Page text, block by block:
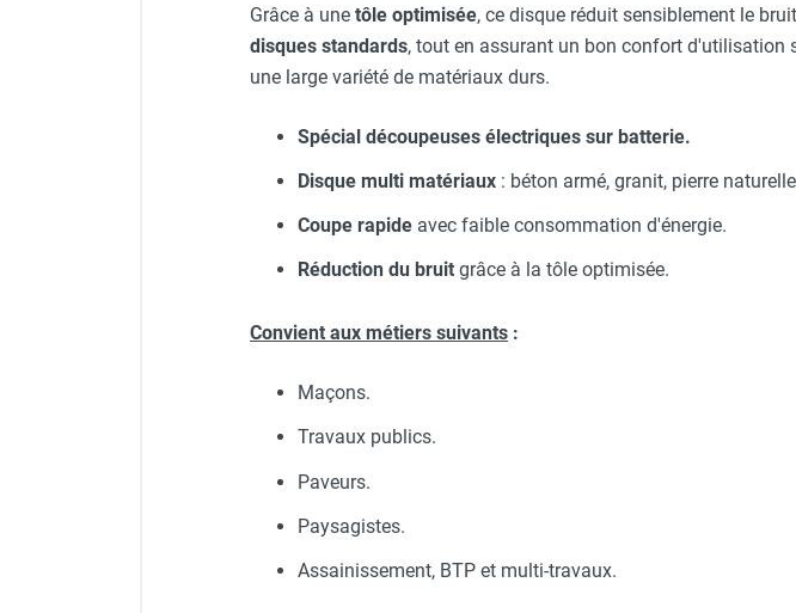
Grâce à une tôle optimisée, ce disque réduit sensiblement le
disques standards, tout en assurant un bon confort d'utilisation
une large variété de matériaux durs.
Spécial découpeuses électriques sur batterie.
Disque multi matériaux : béton armé, granit, pierre
Coupe rapide avec faible consommation d'énergie.
Réduction du bruit grâce à la tôle optimisée.
Convient aux métiers suivants :
Maçons.
Travaux publics.
Paveurs.
Paysagistes.
Assainissement, BTP et multi-travaux.